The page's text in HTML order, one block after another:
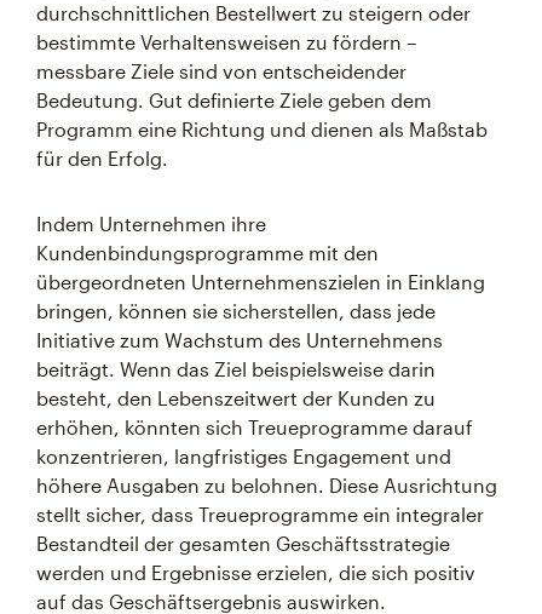
durchschnittlichen Bestellwert zu steigern oder
bestimmte Verhaltensweisen zu fördern –
messbare Ziele sind von entscheidender
Bedeutung. Gut definierte Ziele geben dem
Programm eine Richtung und dienen als Maßstab
für den Erfolg.
Indem Unternehmen ihre
Kundenbindungsprogramme mit den
übergeordneten Unternehmenszielen in Einklang
bringen, können sie sicherstellen, dass jede
Initiative zum Wachstum des Unternehmens
beiträgt. Wenn das Ziel beispielsweise darin
besteht, den Lebenszeitwert der Kunden zu
erhöhen, könnten sich Treueprogramme darauf
konzentrieren, langfristiges Engagement und
höhere Ausgaben zu belohnen. Diese Ausrichtung
stellt sicher, dass Treueprogramme ein integraler
Bestandteil der gesamten Geschäftsstrategie
werden und Ergebnisse erzielen, die sich positiv
auf das Geschäftsergebnis auswirken.